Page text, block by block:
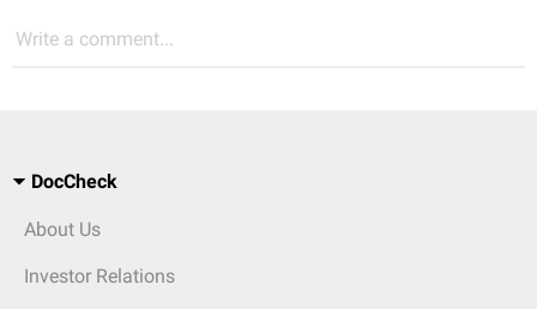
Write a comment...
DocCheck
About Us
Investor Relations